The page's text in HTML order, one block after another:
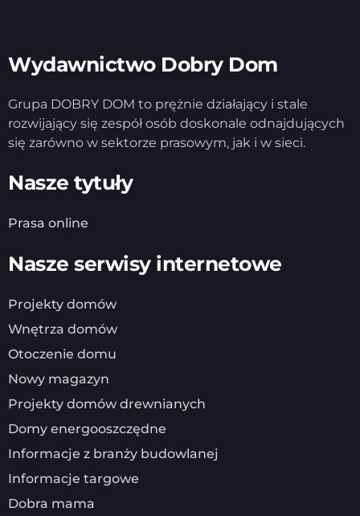
Wydawnictwo Dobry Dom
Grupa DOBRY DOM to prężnie działający i stale
rozwijający się zespół osób doskonale odnajdujących
się zarówno w sektorze prasowym, jak i w sieci.
Nasze tytuły
Prasa online
Nasze serwisy internetowe
Projekty domów
Wnętrza domów
Otoczenie domu
Nowy magazyn
Projekty domów drewnianych
Domy energooszczędne
Informacje z branży budowlanej
Informacje targowe
Dobra mama